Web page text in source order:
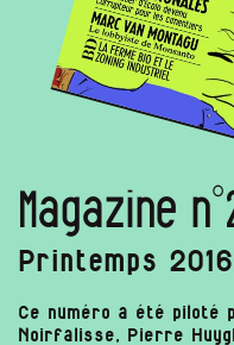
Magazine
Printemps 2016
Ce numéro a été piloté
Noirfalisse, Pierre